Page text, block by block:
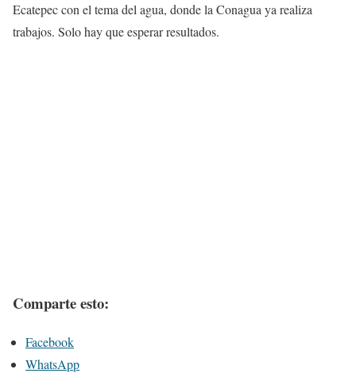
Ecatepec con el tema del agua, donde la Conagua ya realiza
trabajos. Solo hay que esperar resultados.
Comparte esto:
Facebook
WhatsApp